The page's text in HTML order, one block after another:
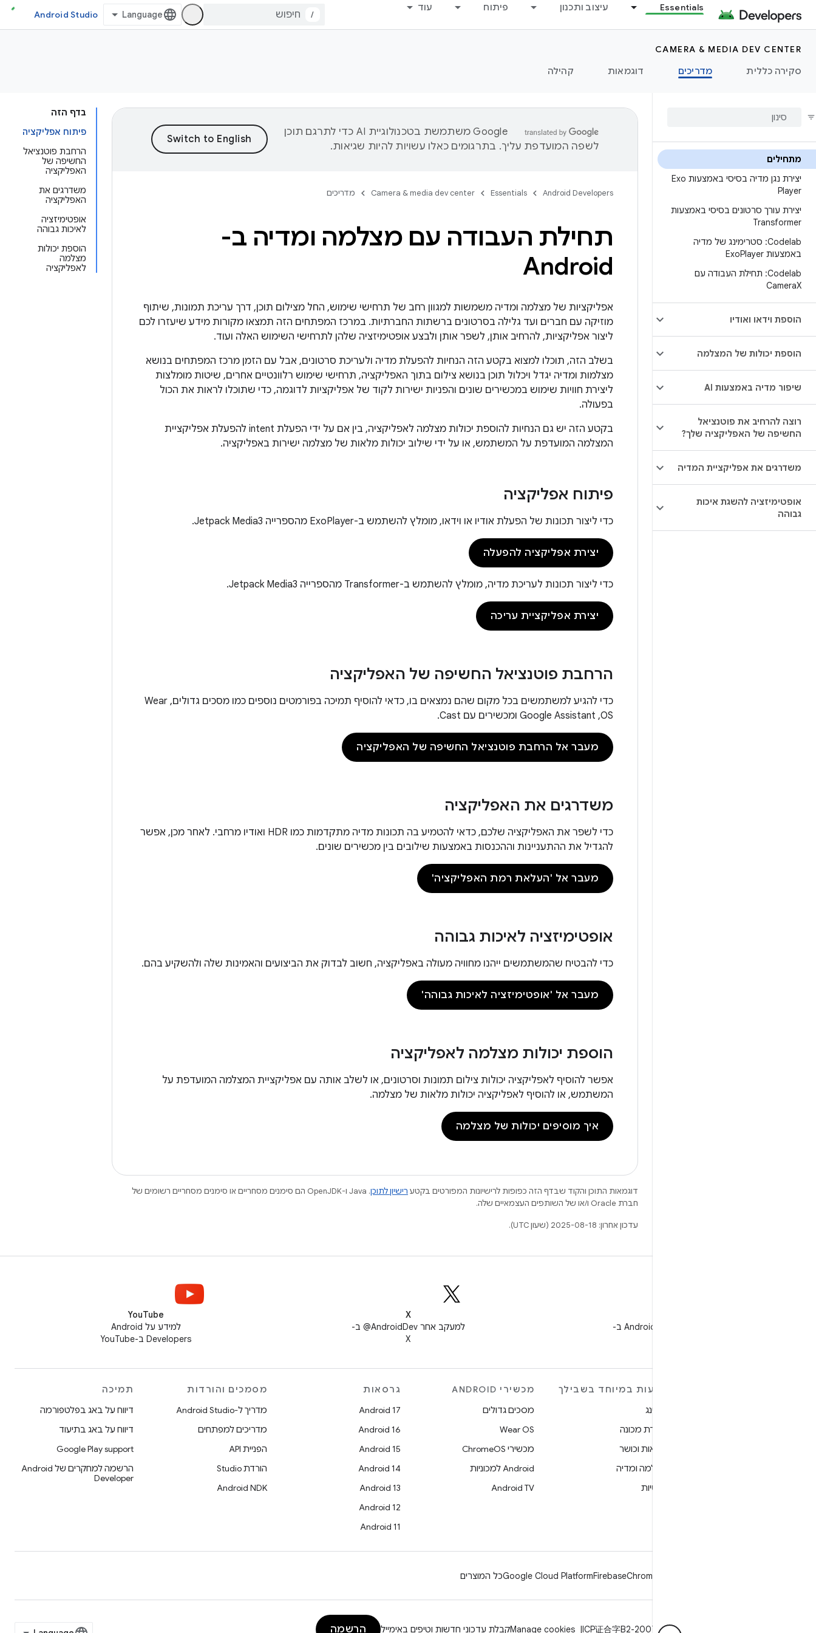
Essentials עיצוב ותכנון פיתוח עוד
/
Android Studio
CAMERA & MEDIA DEV CENTER
סקירה כללית
מדריכים דוגמאות קהילה
מתחילים
יצירת נגן מדיה בסיסי באמצעות Exo
Player
יצירת עורך סרטונים בסיסי באמצעות
Transformer
Codelab: סטרימינג של מדיה
באמצעות Exo Player
Codelab: תחילת העבודה עם
CameraX
הוספת וידאו ואודיו
הוספת יכולות של המצלמה
שיפור מדיה באמצעות AI
רוצה להרחיב את פוטנציאל
החשיפה של האפליקציה שלך?
משדרגים את אפליקציית המדיה
אופטימיזציה להשגת איכות
גבוהה
בדף הזה
פיתוח אפליקציה
הרחבת פוטנציאל
החשיפה של
האפליקציה
משדרגים את
האפליקציה
אופטימיזציה
לאיכות גבוהה
הוספת יכולות
מצלמה
לאפליקציה
‫Google משתמשת בטכנולוגיית AI כדי לתרגם תוכן
לשפה המועדפת עליך. בתרגומים כאלו עשויות להיות שגיאות.
Android Developers
Essentials
Camera & media dev center מדריכים
תחילת העבודה עם מצלמה ומדיה ב-
Android
אפליקציות של מצלמה ומדיה משמשות למגוון רחב של תרחישי שימוש, החל מצילום תוכן, דרך עריכת תמונות, שיתוף
מוזיקה עם חברים ועד גלילה בסרטונים ברשתות החברתיות. במרכז המפתחים הזה תמצאו מקורות מידע שיעזרו לכם
ליצור אפליקציות, להרחיב אותן, לשפר אותן ולבצע אופטימיזציה שלהן לתרחישי השימוש האלה ועוד.
בשלב הזה, תוכלו למצוא בקטע הזה הנחיות להפעלת מדיה ולעריכת סרטונים, אבל עם הזמן מרכז המפתחים בנושא
מצלמות ומדיה יגדל ויכלול תוכן בנושא צילום בתוך האפליקציה, תרחישי שימוש רלוונטיים אחרים, שיטות מומלצות
ליצירת חוויות שימוש במכשירים שונים והפניות ישירות לקוד של אפליקציות לדוגמה, כדי שתוכלו לראות את הכול
בפעולה.
בקטע הזה יש גם הנחיות להוספת יכולות מצלמה לאפליקציה, בין אם על ידי הפעלת intent להפעלת אפליקציית
המצלמה המועדפת על המשתמש, או על ידי שילוב יכולות מלאות של מצלמה ישירות באפליקציה.
פיתוח אפליקציה
כדי ליצור תכונות של הפעלת אודיו או וידאו, מומלץ להשתמש ב-ExoPlayer מהספרייה Jetpack Media3.
יצירת אפליקציה להפעלה
כדי ליצור תכונות לעריכת מדיה, מומלץ להשתמש ב-Transformer מהספרייה Jetpack Media3.
יצירת אפליקציית עריכה
הרחבת פוטנציאל החשיפה של האפליקציה
כדי להגיע למשתמשים בכל מקום שהם נמצאים בו, כדאי להוסיף תמיכה בפורמטים נוספים כמו מסכים גדולים, Wear
OS,‏ Google Assistant ומכשירים עם Cast.
מעבר אל הרחבת פוטנציאל החשיפה של האפליקציה
משדרגים את האפליקציה
כדי לשפר את האפליקציה שלכם, כדאי להטמיע בה תכונות מדיה מתקדמות כמו HDR ואודיו מרחבי. לאחר מכן, אפשר
להגדיל את ההתעניינות וההכנסות באמצעות שילובים בין מכשירים שונים.
מעבר אל 'העלאת רמת האפליקציה'
אופטימיזציה לאיכות גבוהה
כדי להבטיח שהמשתמשים ייהנו מחוויה מעולה באפליקציה, חשוב לבדוק את הביצועים והאמינות שלה ולהשקיע בהם.
מעבר אל 'אופטימיזציה לאיכות גבוהה'
הוספת יכולות מצלמה לאפליקציה
אפשר להוסיף לאפליקציה יכולות צילום תמונות וסרטונים, או לשלב אותה עם אפליקציית המצלמה המועדפת על
המשתמש, או להוסיף לאפליקציה יכולות מלאות של מצלמה.
איך מוסיפים יכולות של מצלמה
דוגמאות התוכן והקוד שבדף הזה כפופות לרישיונות המפורטים בקטע רישיון לתוכן
.‏ Java ו-OpenJDK הם סימנים מסחריים או סימנים מסחריים רשומים של
חברת Oracle ו/או של השותפים העצמאיים שלה.
עדכון אחרון: 2025-08-18 (שעון UTC).
מעקב אחרי מפתחי Android ב-
X
למעקב אחר ‎@AndroidDev ב-
X
YouTube
למידע על Android
Developers ב-YouTube
הצעות במיוחד בשבילך
גיימינג
למידת מכונה
בריאות וכושר
מצלמה ומדיה
פרטיות
מכשירי ANDROID
מסכים גדולים
Wear OS
מכשירי ChromeOS
Android למכוניות
Android TV
גרסאות
Android 17
Android 16
Android 15
Android 14
Android 13
Android 12
Android 11
מסמכים והורדות
מדריך ל-Android Studio
מדריכים למפתחים
הפניית API
הורדת Studio
Android NDK
תמיכה
דיווח על באג בפלטפורמה
דיווח על באג בתיעוד
Google Play support
הרשמה למחקרים של Android
Developer
Chrome
Firebase
Google Cloud Platformכל המוצרים
ICP证合字B2-20070004号
Manage cookiesקבלת עדכוני חדשות וטיפים באימייל הרשמה